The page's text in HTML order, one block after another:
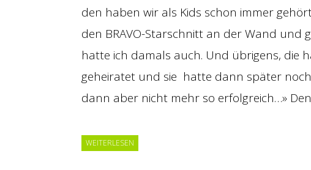
den haben wir als Kids schon immer
den BRAVO-Starschnitt an der Wand und
hatte ich damals auch. Und übrigens, die
geheiratet und sie hatte dann später
dann aber nicht mehr so erfolgreich…»
WEITERLESEN